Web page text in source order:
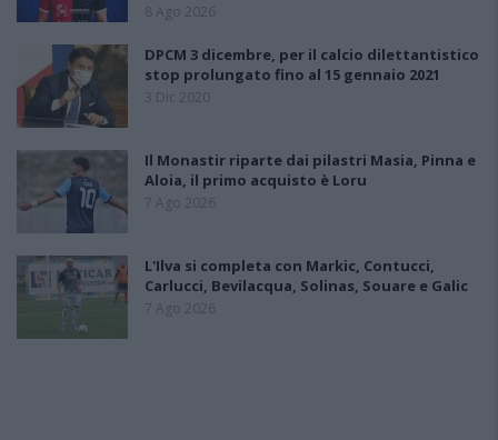
8 Ago 2026
DPCM 3 dicembre, per il calcio dilettantistico
stop prolungato fino al 15 gennaio 2021
3 Dic 2020
Il Monastir riparte dai pilastri Masia, Pinna e
Aloia, il primo acquisto è Loru
7 Ago 2026
L'Ilva si completa con Markic, Contucci,
Carlucci, Bevilacqua, Solinas, Souare e Galic
7 Ago 2026